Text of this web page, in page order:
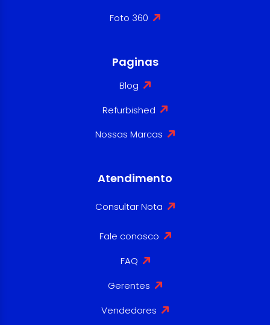
Foto 360
Paginas
Blog
Refurbished
Nossas Marcas
Atendimento
Consultar Nota
Fale conosco
FAQ
Gerentes
Vendedores